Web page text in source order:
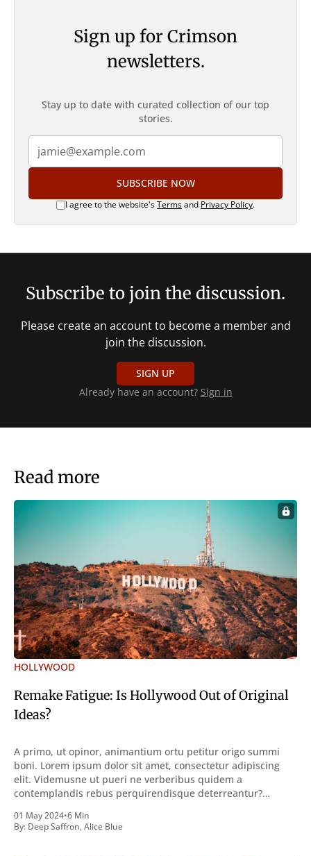
Sign up for Crimson
newsletters.
Stay up to date with curated collection of our top
stories.
SUBSCRIBE NOW
I agree to the website'sTermsand Privacy Policy.
Subscribe to join the discussion.
Please create an account to become a member and
join the discussion.
SIGN UP
Already have an account? Sign in
Read more
HOLLYWOOD
Remake Fatigue: Is Hollywood Out of Original
Ideas?
A primo, ut opinor, animantium ortu petitur origo summi
boni. Lorem ipsum dolor sit amet, consectetur adipiscing
elit. Videmusne ut pueri ne verberibus quidem a
contemplandis rebus perquirendisque deterreantur?
inveniri verbum potest quod magis idem declaret Latine,
quod Graece, quam declarat voluptas. Duo
01 May 2024•6 Min
By: Deep Saffron,Alice Blue